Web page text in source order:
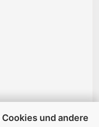
und andere